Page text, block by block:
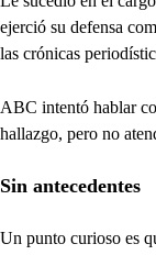
ejerció su defensa
las crónicas
ABC intentó hablar
hallazgo, pero no
Sin antecedentes
Un punto curioso es